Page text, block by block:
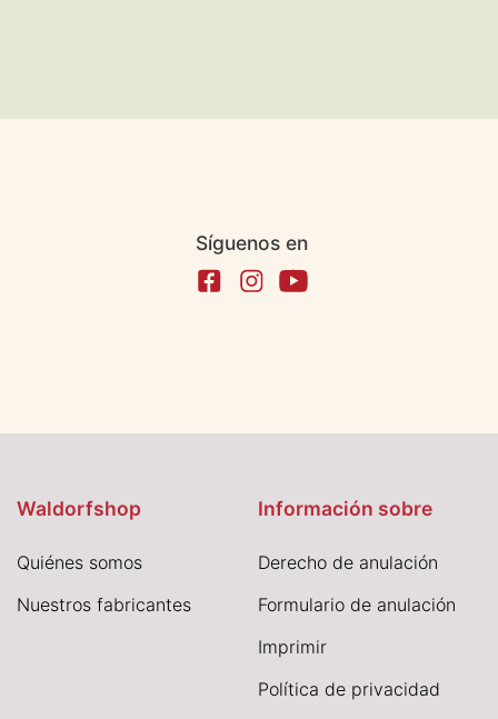
Síguenos en
Waldorfshop
Quiénes somos
Nuestros fabricantes
Información sobre
Derecho de anulación
Formulario de anulación
Imprimir
Política de privacidad